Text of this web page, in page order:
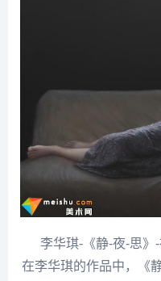
李华琪-《静-夜-思》
在李华琪的作品中，《